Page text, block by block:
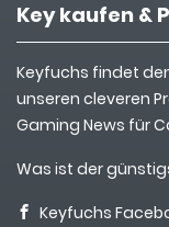
Key kaufen &
Keyfuchs findet
unseren cleveren
Gaming News für
Was ist der
Keyfuchs